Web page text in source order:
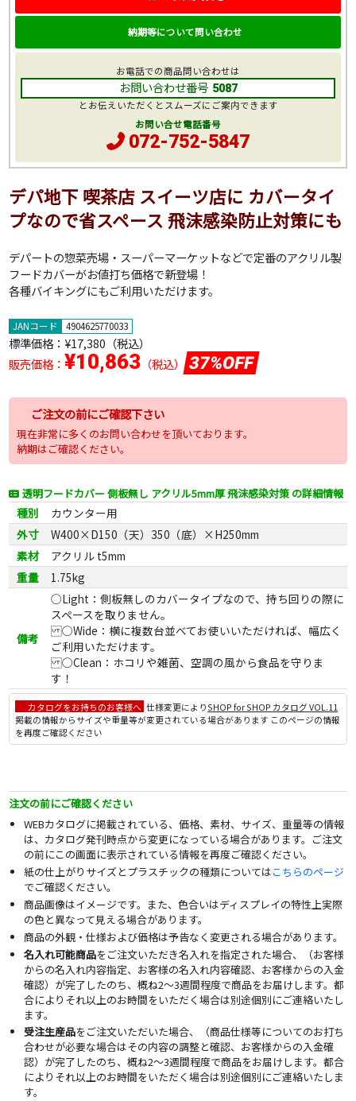
デパ地下 喫茶店 スイーツ店に カバータイ
プなので省スペース 飛沫感染防止対策にも
デパートの惣菜売場・スーパーマーケットなどで定番のアクリル製
フードカバーがお値打ち価格で新登場！
各種バイキングにもご利用いただけます。
JANコード 4904625770033
標準価格： ¥17,380 （税込）
販売価格： ¥10,863（税込） 37%OFF
ご注文の前にご確認下さい
現在非常に多くのお問い合わせを頂いております。
納期はご確認ください。
透明フードカバー 側板無し アクリル5mm厚 飛沫感染対策 の詳細情報
種別
カウンター用
外寸
W400×D150（天）350（底）×H250mm
素材
アクリル t5mm
重量
1.75kg
備考
◯Light：側板無しのカバータイプなので、持ち回りの際に
スペースを取りません。
◯Wide：横に複数台並べてお使いいただければ、幅広く
ご利用いただけます。
◯Clean：ホコリや雑菌、空調の風から食品を守りま
す！
カタログをお持ちのお客様へ 仕様変更によりSHOP for SHOP カタログ VOL.11
掲載の情報からサイズや重量等が変更されている場合があります このページの情報
を再度ご確認ください
納期等について問い合わせ
お電話での商品問い合わせは
お問い合わせ番号 5087
とお伝えいただくとスムーズにご案内できます
お問い合せ電話番号
072-752-5847
注文の前にご確認ください
WEBカタログに掲載されている、価格、素材、サイズ、重量等の情報
は、カタログ発刊時点から変更になっている場合があります。ご注文
の前にこの画面に表示されている情報を再度ご確認ください。
紙の仕上がりサイズとプラスチックの種類についてはこちらのページ
でご確認ください。
商品画像はイメージです。また、色合いはディスプレイの特性上実際
の色と異なって見える場合があります。
商品の外観・仕様および価格は予告なく変更される場合があります。
名入れ可能商品をご注文いただき名入れを指定された場合、（お客様
からの名入れ内容指定、お客様の名入れ内容確認、お客様からの入金
確認）が完了したのち、概ね2～3週間程度で商品をお届けします。都
合によりそれ以上のお時間をいただく場合は別途個別にご連絡いたし
ます。
受注生産品をご注文いただいた場合、（商品仕様等についてのお打ち
合わせが必要な場合はその内容の調整と確認、お客様からの入金確
認）が完了したのち、概ね2～3週間程度で商品をお届けします。都合
によりそれ以上のお時間をいただく場合は別途個別にご連絡いたしま
す。